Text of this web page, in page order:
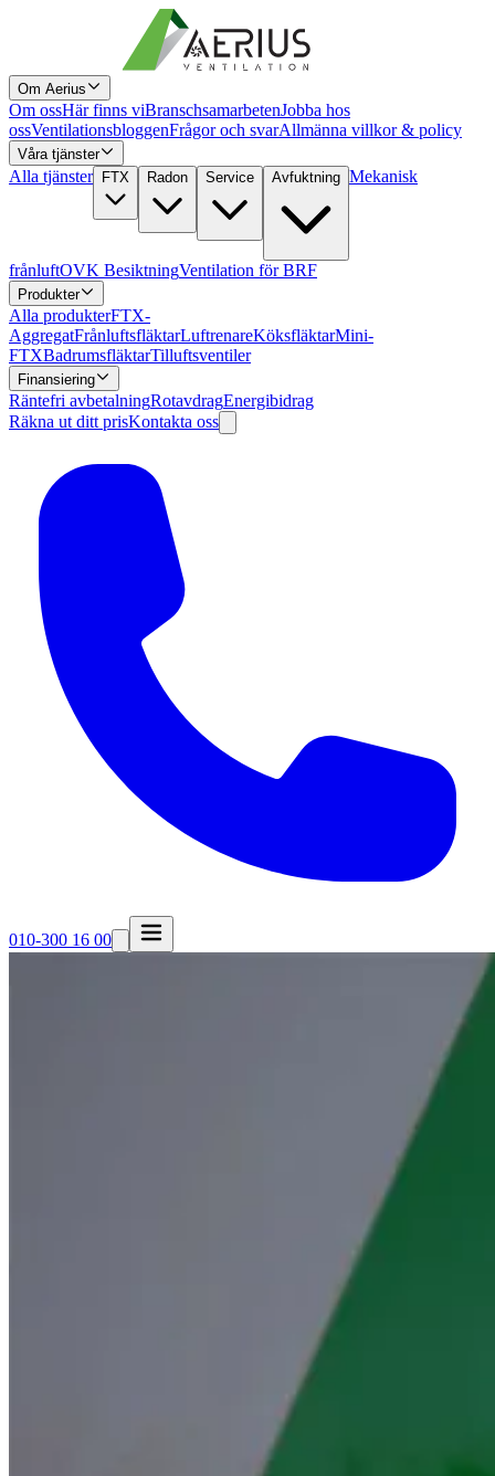
Om Aerius
Om ossHär finns viBranschsamarbetenJobba hos
ossVentilationsbloggenFrågor och svarAllmänna villkor & policy
Våra tjänster
Alla tjänster FTX Radon Service Avfuktning Mekanisk
frånluftOVK BesiktningVentilation för BRF
Produkter
Alla produkterFTX-
AggregatFrånluftsfläktarLuftrenareKöksfläktarMini-
FTXBadrumsfläktarTilluftsventiler
Finansiering
Räntefri avbetalningRotavdragEnergibidrag
Räkna ut ditt prisKontakta oss
010-300 16 00